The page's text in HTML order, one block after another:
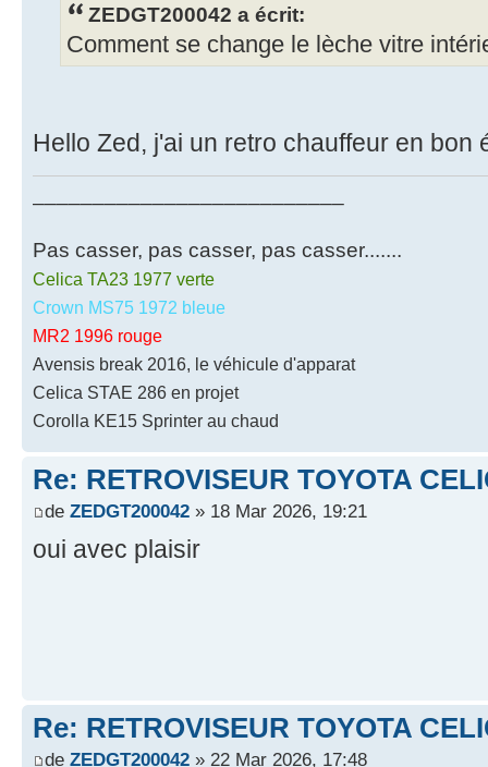
ZEDGT200042 a écrit:
Comment se change le lèche vitre
Hello Zed, j'ai un retro chauffeur en bon
Pas casser, pas casser, pas casser.......
Celica TA23 1977 verte
Crown MS75 1972 bleue
MR2 1996 rouge
Avensis break 2016, le véhicule d'apparat
Celica STAE 286 en projet
Corolla KE15 Sprinter au chaud
Re: RETROVISEUR TOYOTA
de ZEDGT200042 » 18 Mar 2026, 19:21
oui avec plaisir
Re: RETROVISEUR TOYOTA
de ZEDGT200042 » 22 Mar 2026, 17:48